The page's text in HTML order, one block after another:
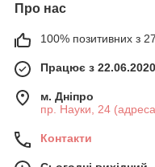
Про нас
100% позитивних з 27
Працює з 22.06.2020
м. Дніпро
пр. Науки, 24 (адреса
Контакти